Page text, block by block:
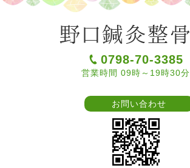
0798-70-3385
営業時間 09時～19時30分
お問い合わせ